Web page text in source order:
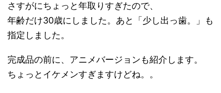
さすがにちょっと年取りすぎたので、
年齢だけ30歳にしました。あと「少し出っ歯。」も
指定しました。
完成品の前に、アニメバージョンも紹介します。
ちょっとイケメンすぎますけどね。。